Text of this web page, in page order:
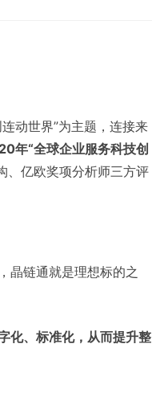
动世界”为主题，连接来
年“全球企业服务科技创
、亿欧奖项分析师三方评
晶链通就是理想标的之
化、标准化，从而提升整